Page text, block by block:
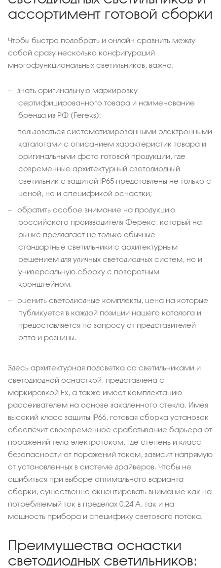
ассортимент готовой сборки
Чтобы быстро подобрать и онлайн сравнить между
собой сразу несколько конфигураций
многофункциональных светильников, важно:
знать оригинальную маркировку
сертифицированного товара и наименование
бренда из РФ (Fereks);
пользоваться систематизированными электронными
каталогами с описанием характеристик товара и
оригинальными фото готовой продукции, где
современные архитектурный светодиодный
светильник с защитой IP65 представлены не только с
ценой, но и спецификой оснастки;
обратить особое внимание на продукцию
российского производителя Ферекс, который на
рынке предлагает не только обычные –
стандартные светильники с архитектурным
решением для уличных светодиодных систем, но и
универсальную сборку с поворотным
кронштейном;
оценить светодиодные комплекты, цена на которые
публикуется в каждой позиции нашего каталога и
предоставляется по запросу от представителей
опта и розницы.
Здесь архитектурная подсветка со светильниками и
светодиодной оснасткой, представлена с
маркировкой Ex, а также имеет комплектацию
рассеивателем на основе закаленного стекла. Имея
высокий класс защиты IP66, готовая сборка установок
обеспечит своевременное срабатывание барьера от
поражений тела электротоком, где степень и класс
безопасности от поражений током, зависит напрямую
от установленных в системе драйверов. Чтобы не
ошибиться при выборе оптимального варианта
сборки, существенно акцентировать внимание как на
потребляемый ток в пределах 0.24 А, так и на
мощность прибора и специфику светового потока.
Преимущества оснастки
светодиодных светильников: